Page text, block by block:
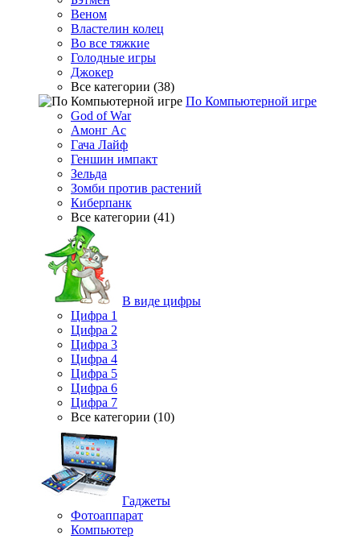
Веном
Властелин колец
Во все тяжкие
Голодные игры
Джокер
Все категории (38)
По Компьютерной игре
God of War
Амонг Ас
Гача Лайф
Геншин импакт
Зельда
Зомби против растений
Киберпанк
Все категории (41)
В виде цифры
Цифра 1
Цифра 2
Цифра 3
Цифра 4
Цифра 5
Цифра 6
Цифра 7
Все категории (10)
Гаджеты
Фотоаппарат
Компьютер